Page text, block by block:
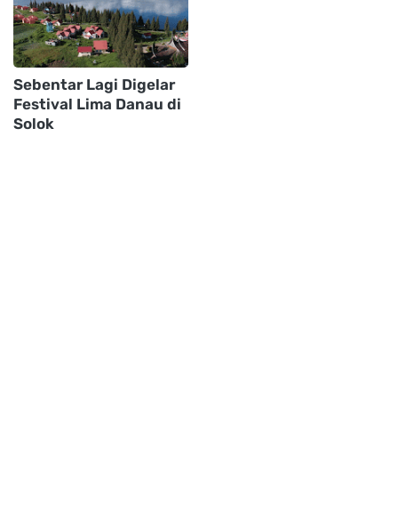
Sebentar Lagi Digelar
Festival Lima Danau di
Solok